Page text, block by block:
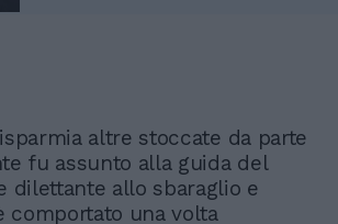
altre stoccate da parte
fu assunto alla guida del
dilettante allo sbaraglio e
comportato una volta